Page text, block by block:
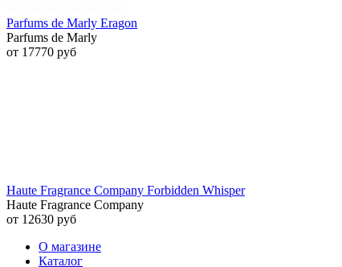
Parfums de Marly Eragon
Parfums de Marly
от 17770 руб
Haute Fragrance Company Forbidden Whisper
Haute Fragrance Company
от 12630 руб
О магазине
Каталог